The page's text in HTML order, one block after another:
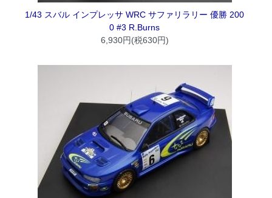
1/43 スバル インプレッサ WRC サファリラリー 優勝 200
0 #3 R.Burns
6,930円(税630円)